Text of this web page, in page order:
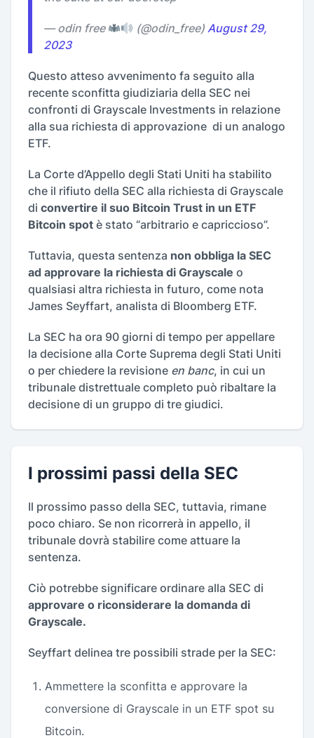
— odin free (@odin_free)August 29,
2023
Questo atteso avvenimento fa seguito alla
recente sconfitta giudiziaria della SEC nei
confronti di Grayscale Investments in relazione
alla sua richiesta di approvazione di un analogo
ETF.
La Corte d’Appello degli Stati Uniti ha stabilito
che il rifiuto della SEC alla richiesta di Grayscale
di convertire il suo Bitcoin Trust in un ETF
Bitcoin spot è stato “arbitrario e capriccioso”.
Tuttavia, questa sentenza non obbliga la SEC
ad approvare la richiesta di Grayscale o
qualsiasi altra richiesta in futuro, come nota
James Seyffart, analista di Bloomberg ETF.
La SEC ha ora 90 giorni di tempo per appellare
la decisione alla Corte Suprema degli Stati Uniti
o per chiedere la revisione en banc, in cui un
tribunale distrettuale completo può ribaltare la
decisione di un gruppo di tre giudici.
I prossimi passi della SEC
Il prossimo passo della SEC, tuttavia, rimane
poco chiaro. Se non ricorrerà in appello, il
tribunale dovrà stabilire come attuare la
sentenza.
Ciò potrebbe significare ordinare alla SEC di
approvare o riconsiderare la domanda di
Grayscale.
Seyffart delinea tre possibili strade per la SEC:
Ammettere la sconfitta e approvare la
conversione di Grayscale in un ETF spot su
Bitcoin.